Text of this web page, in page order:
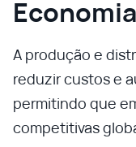
A produção e
reduzir custos e
permitindo que
competitivas